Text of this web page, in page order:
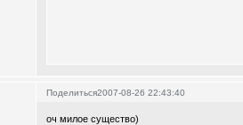
Поделиться2007-08-26 22:43:40
оч милое существо)